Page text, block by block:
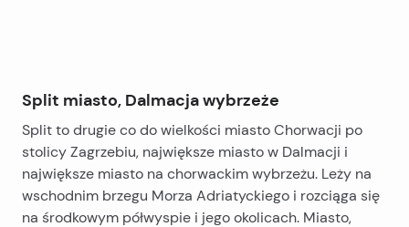
połączenie relaksu i śródziemnomorskiej zieleni.
gospodarczej.
Split miasto, Dalmacja wybrzeże
Split to drugie co do wielkości miasto Chorwacji po
stolicy Zagrzebiu, największe miasto w Dalmacji i
największe miasto na chorwackim wybrzeżu. Leży na
wschodnim brzegu Morza Adriatyckiego i rozciąga się
na środkowym półwyspie i jego okolicach. Miasto,